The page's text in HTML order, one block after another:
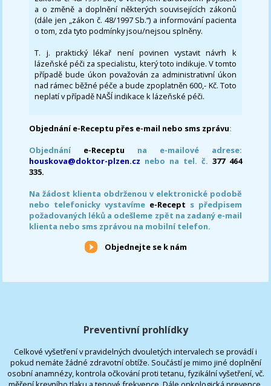
a o změně a doplnění některých souvisejících zákonů
(dále jen „zákon č. 48/1997 Sb.“) a informování pacienta
o tom, zda tyto podmínky jsou/nejsou splněny.
T. j. praktický lékař není povinen vystavit návrh k
lázeňské péči za specialistu, který toto indikuje. V tomto
případě bude úkon považován za administrativní úkon
nad rámec běžné péče a bude zpoplatněn 600,- Kč. Toto
neplatí v případě NAŠÍ indikace k lázeňské péči.
Objednání e-Receptu přes e-mail nebo sms zprávu:
Objednání e-Receptu na e-mailové adrese:
houskova@doktor-plzen.cz nebo na tel. č. 377 464
335.
Na žádost klienta obdrženou v elektronické podobě
nebo telefonicky vystavíme e-Recept s předpisem
požadovaných léků a odešleme zpět na zadaný e-mail
klienta nebo sms zprávou na mobilní telefon.
Objednejte se k nám
Preventivní prohlídky
Celkové vyšetření v pravidelných dvouletých intervalech se provádí i
pokud nemáte žádné zdravotní obtíže. Součástí je mimo jiné doplnění
osobní anamnézy, kontrola očkování proti tetanu, fyzikální vyšetření, vč.